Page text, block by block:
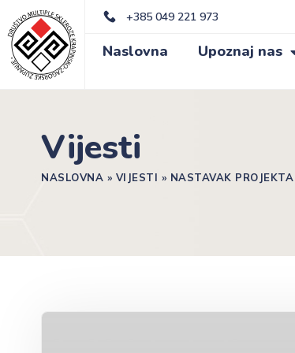
+385 049 221 973
Naslovna Upoznaj nas
Vijesti
NASLOVNA » VIJESTI » NASTAVAK